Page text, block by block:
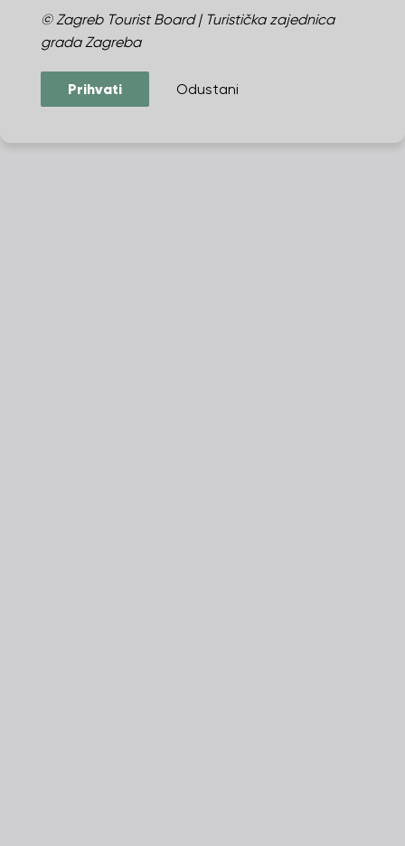
© Zagreb Tourist Board | Turistička zajednica
grada Zagreba
Prihvati Odustani